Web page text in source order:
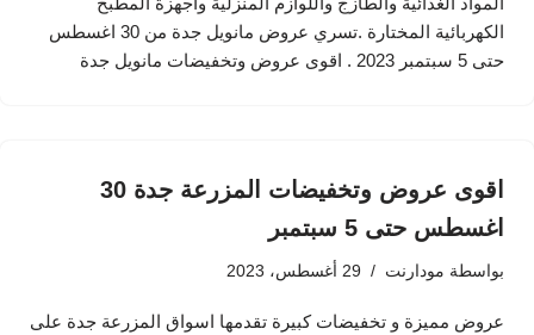
الكهربائية المختارة .تسري عروض مانويل جدة من 30 اغسطس
حتى 5 سبتمبر 2023 . اقوى عروض وتخفيضات مانويل جدة
اقوى عروض وتخفيضات المزرعة جدة 30
اغسطس حتى 5 سبتمبر
بواسطة مودارنت 29 أغسطس، 2023
عروض مميزة و تخفيضات كبيرة تقدمها اسواق المزرعة جدة على